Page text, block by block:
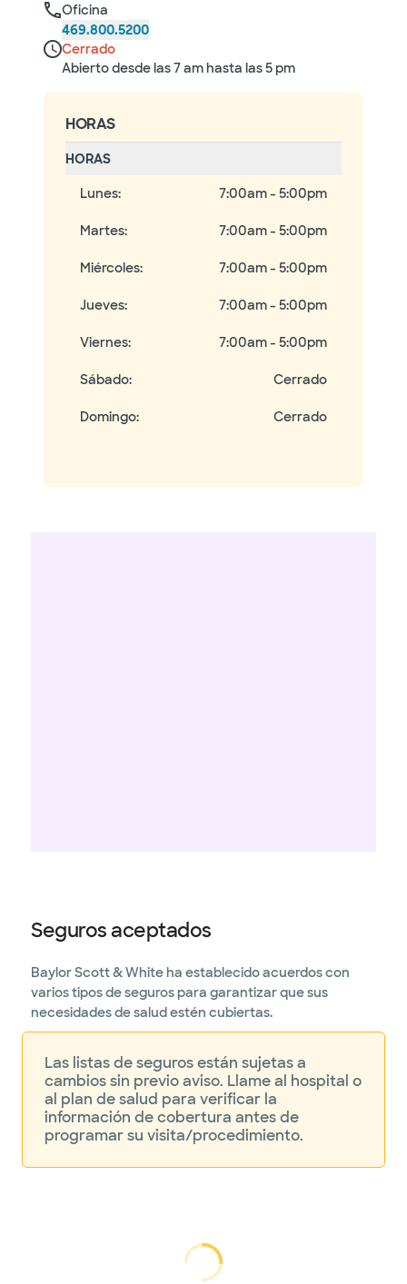
Oficina
469.800.5200
Cerrado
Abierto desde las 7 am hasta las 5 pm
HORAS
HORAS
Lunes: 7:00am - 5:00pm
Martes: 7:00am - 5:00pm
Miércoles: 7:00am - 5:00pm
Jueves: 7:00am - 5:00pm
Viernes: 7:00am - 5:00pm
Sábado: Cerrado
Domingo: Cerrado
Seguros aceptados
Baylor Scott & White ha establecido acuerdos con
varios tipos de seguros para garantizar que sus
necesidades de salud estén cubiertas.
Las listas de seguros están sujetas a
cambios sin previo aviso. Llame al hospital o
al plan de salud para verificar la
información de cobertura antes de
programar su visita/procedimiento.
cargando...
cargando